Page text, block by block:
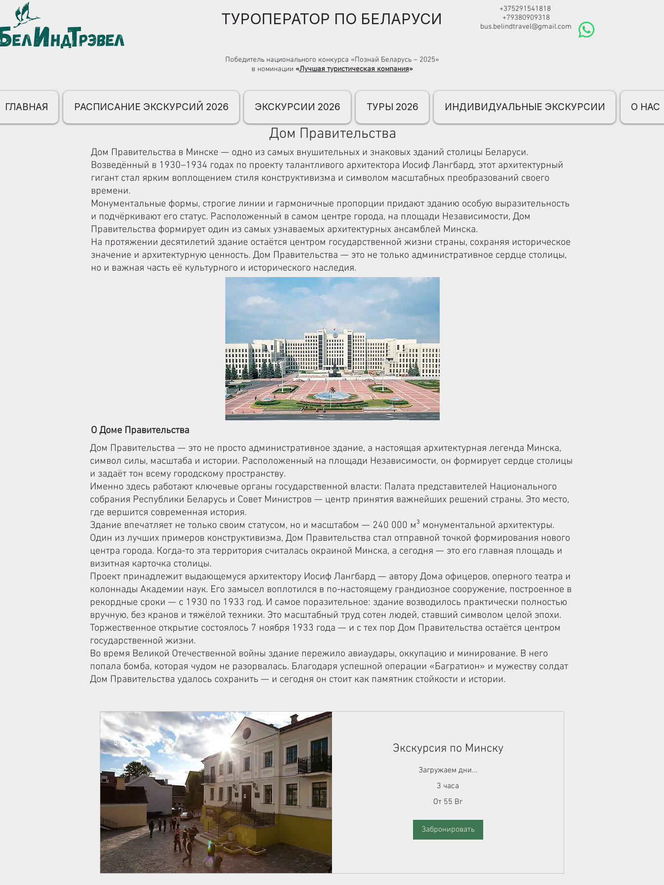
ТУРОПЕРАТОР ПО БЕЛАРУСИ
+375291541818
+79380909318
bus.belindtravel@gmail.com
Победитель национального конкурса «Познай Беларусь – 2025»
в номинации «Лучшая туристическая компания»
ГЛАВНАЯ РАСПИСАНИЕ ЭКСКУРСИЙ 2026 ЭКСКУРСИИ 2026 ТУРЫ 2026 ИНДИВИДУАЛЬНЫЕ ЭКСКУРСИИ О НАС
Дом Правительства
Дом Правительства в Минске — одно из самых внушительных и знаковых зданий столицы Беларуси.
Возведённый в 1930–1934 годах по проекту талантливого архитектора Иосиф Лангбард, этот архитектурный
гигант стал ярким воплощением стиля конструктивизма и символом масштабных преобразований своего
времени.
Монументальные формы, строгие линии и гармоничные пропорции придают зданию особую выразительность
и подчёркивают его статус. Расположенный в самом центре города, на площади Независимости, Дом
Правительства формирует один из самых узнаваемых архитектурных ансамблей Минска.
На протяжении десятилетий здание остаётся центром государственной жизни страны, сохраняя историческое
значение и архитектурную ценность. Дом Правительства — это не только административное сердце столицы,
но и важная часть её культурного и исторического наследия.
О Доме Правительства
Дом Правительства — это не просто административное здание, а настоящая архитектурная легенда Минска,
символ силы, масштаба и истории. Расположенный на площади Независимости, он формирует сердце столицы
и задаёт тон всему городскому пространству.
Именно здесь работают ключевые органы государственной власти: Палата представителей Национального
собрания Республики Беларусь и Совет Министров — центр принятия важнейших решений страны. Это место,
где вершится современная история.
Здание впечатляет не только своим статусом, но и масштабом — 240 000 м³ монументальной архитектуры.
Один из лучших примеров конструктивизма, Дом Правительства стал отправной точкой формирования нового
центра города. Когда-то эта территория считалась окраиной Минска, а сегодня — это его главная площадь и
визитная карточка столицы.
Проект принадлежит выдающемуся архитектору Иосиф Лангбард — автору Дома офицеров, оперного театра и
колоннады Академии наук. Его замысел воплотился в по-настоящему грандиозное сооружение, построенное в
рекордные сроки — с 1930 по 1933 год. И самое поразительное: здание возводилось практически полностью
вручную, без кранов и тяжёлой техники. Это масштабный труд сотен людей, ставший символом целой эпохи.
Торжественное открытие состоялось 7 ноября 1933 года — и с тех пор Дом Правительства остаётся центром
государственной жизни.
Во время Великой Отечественной войны здание пережило авиаудары, оккупацию и минирование. В него
попала бомба, которая чудом не разорвалась. Благодаря успешной операции «Багратион» и мужеству солдат
Дом Правительства удалось сохранить — и сегодня он стоит как памятник стойкости и истории.
Экскурсия по Минску
Загружаем дни...
3 часа
От 55 Br
Забронировать